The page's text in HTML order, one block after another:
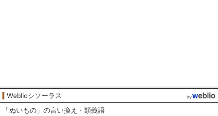
Weblioシソーラス
「ぬいもの 」の言い換え・類義語